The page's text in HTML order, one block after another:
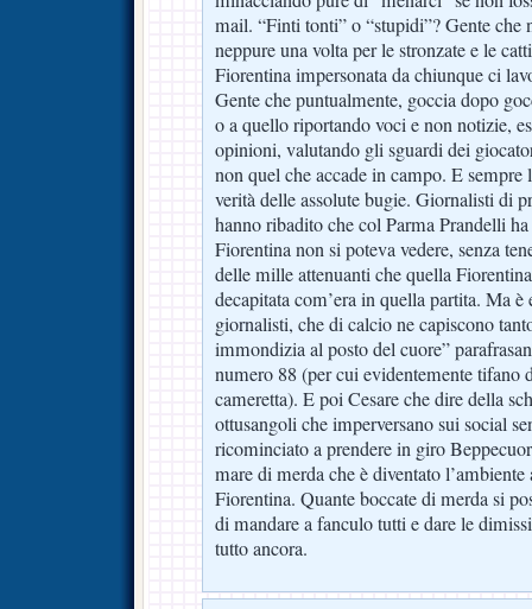
mail. “Finti tonti” o “stupidi”? Gente che
neppure una volta per le stronzate e le
Fiorentina impersonata da chiunque ci
Gente che puntualmente, goccia dopo
o a quello riportando voci e non notizie,
opinioni, valutando gli sguardi dei
non quel che accade in campo. E sempre
verità delle assolute bugie. Giornalisti di
hanno ribadito che col Parma Prandelli
Fiorentina non si poteva vedere, senza
delle mille attenuanti che quella
decapitata com’era in quella partita. Ma è
giornalisti, che di calcio ne capiscono
immondizia al posto del cuore”
numero 88 (per cui evidentemente tifano
cameretta). E poi Cesare che dire della
ottusangoli che imperversano sui social
ricominciato a prendere in giro
mare di merda che è diventato l’ambiente
Fiorentina. Quante boccate di merda si
di mandare a fanculo tutti e dare le
tutto ancora.